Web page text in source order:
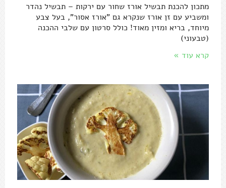
מתכון להכנת תבשיל אורז שחור עם ירקות – תבשיל נהדר
ומשביע עם זן אורז שנקרא גם "אורז אסור", בעל צבע
מיוחד, בריא ומזין מאוד! כולל סרטון עם שלבי ההכנה
(טבעוני)
קרא עוד »